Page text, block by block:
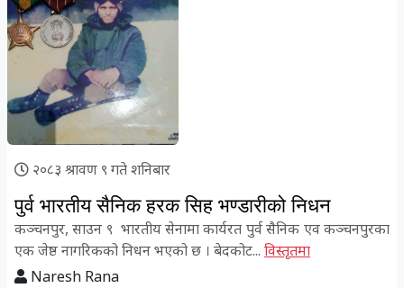
२०८३ श्रावण ९ गते शनिबार
पुर्व भारतीय सैनिक हरक सिह भण्डारीको निधन
कञ्चनपुर, साउन ९ भारतीय सेनामा कार्यरत पुर्व सैनिक एव कञ्चनपुरका
एक जेष्ठ नागरिकको निधन भएको छ । बेदकोट... विस्तृतमा
Naresh Rana